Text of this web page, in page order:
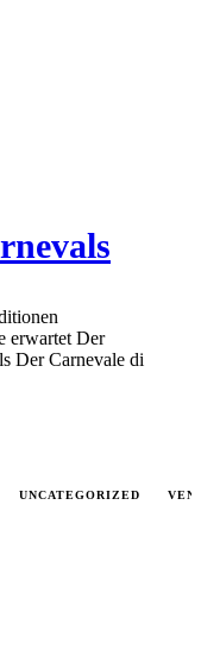
erwartet Der
Der Carnevale di
UNCATEGORIZED